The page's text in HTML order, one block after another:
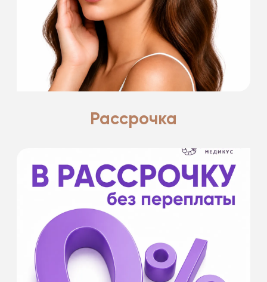
Подробнее
Рассрочка
- на срок от 6 до 12 месяцев
- без первоначального взноса
- оформление в клинике и удаленно
- для оформления необходим паспорт РФ
Банки партнеры: Банк Хоум Кредит, Кредит
Европа банк, МТС Банк, Тинькофф Банк,
Совкомбанк.